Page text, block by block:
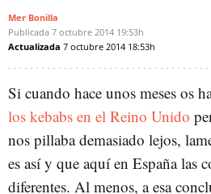
Mer Bonilla
Publicada 7 octubre 2014 19:53h
Actualizada 7 octubre 2014 18:53h
Si cuando hace unos meses os
los kebabs en el Reino Unido
nos pillaba demasiado lejos,
es así y que aquí en España las
diferentes. Al menos, a esa